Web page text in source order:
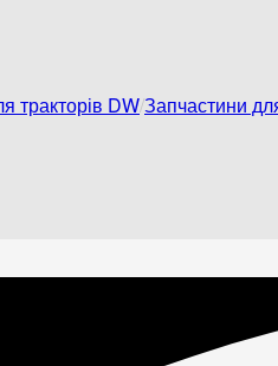
тракторів DWЗапчастини